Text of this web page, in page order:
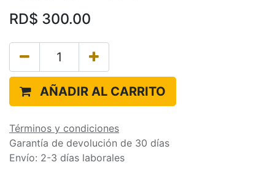
RD$ 300.00
AÑADIR AL CARRITO
Términos y condiciones
Garantía de devolución de 30 días
Envío: 2-3 días laborales